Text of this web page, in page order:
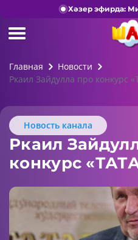
Хәзер эфирда:
Главная
Новости
Ркаил Зайдулла про конкурс
Новость канала
Ркаил
конкурс